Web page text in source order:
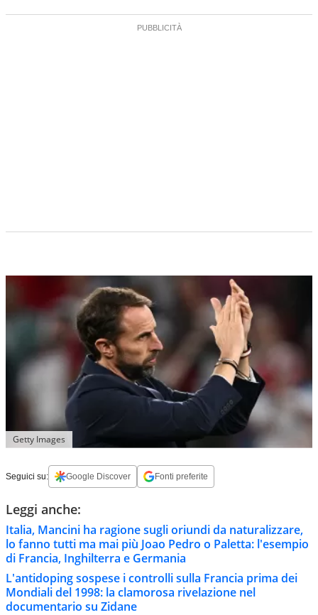
Getty Images
Seguici su: Google Discover Fonti preferite
Leggi anche:
Italia, Mancini ha ragione sugli oriundi da naturalizzare,
lo fanno tutti ma mai più Joao Pedro o Paletta: l'esempio
di Francia, Inghilterra e Germania
L'antidoping sospese i controlli sulla Francia prima dei
Mondiali del 1998: la clamorosa rivelazione nel
documentario su Zidane